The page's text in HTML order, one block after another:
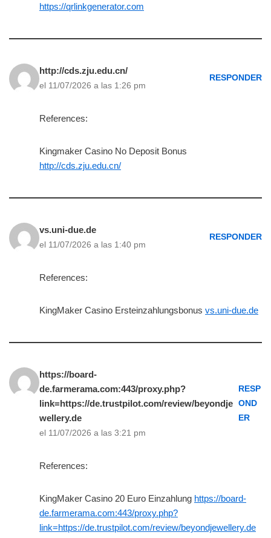
https://qrlinkgenerator.com
http://cds.zju.edu.cn/
el 11/07/2026 a las 1:26 pm
RESPONDER
References:
Kingmaker Casino No Deposit Bonus
http://cds.zju.edu.cn/
vs.uni-due.de
el 11/07/2026 a las 1:40 pm
RESPONDER
References:
KingMaker Casino Ersteinzahlungsbonus vs.uni-due.de
https://board-
de.farmerama.com:443/proxy.php?
link=https://de.trustpilot.com/review/beyondje
wellery.de
el 11/07/2026 a las 3:21 pm
RESP
OND
ER
References:
KingMaker Casino 20 Euro Einzahlung https://board-
de.farmerama.com:443/proxy.php?
link=https://de.trustpilot.com/review/beyondjewellery.de